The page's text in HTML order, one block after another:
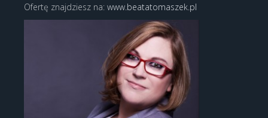
Ofertę znajdziesz na: www.beatatomaszek.pl